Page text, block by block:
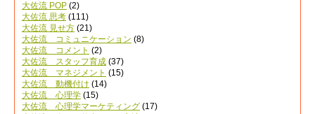
大佐流 POP (2)
大佐流 思考 (111)
大佐流 見せ方 (21)
大佐流 コミュニケーション (8)
大佐流 コメント (2)
大佐流 スタッフ育成 (37)
大佐流 マネジメント (15)
大佐流 動機付け (14)
大佐流 心理学 (15)
大佐流 心理学マーケティング (17)